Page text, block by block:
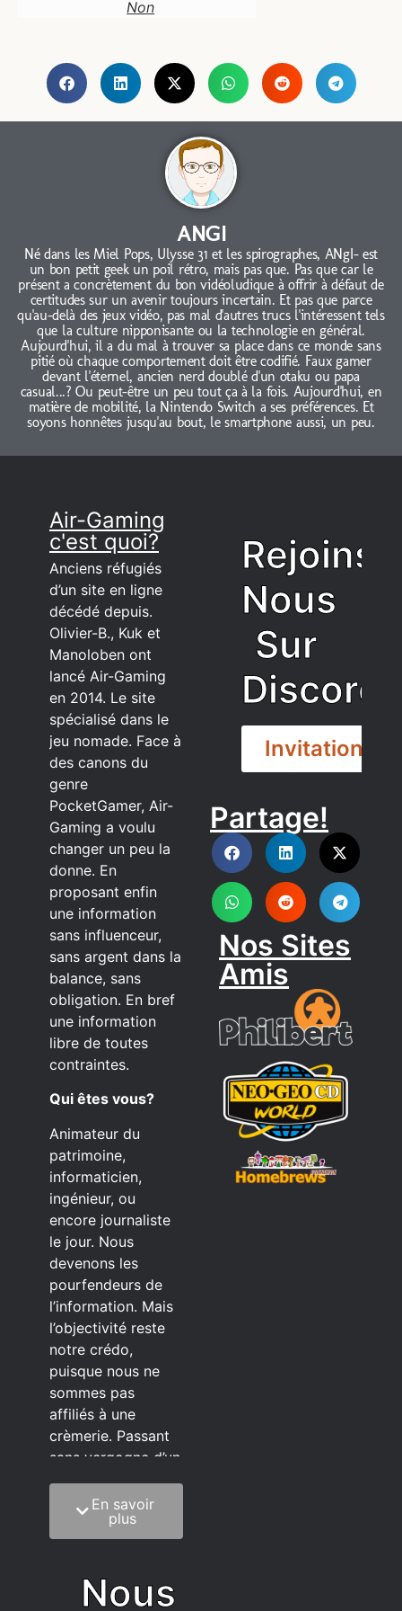
Non
ANGI
Né dans les Miel Pops, Ulysse 31 et les spirographes, ANgI- est
un bon petit geek un poil rétro, mais pas que. Pas que car le
présent a concrètement du bon vidéoludique à offrir à défaut de
certitudes sur un avenir toujours incertain. Et pas que parce
qu'au-delà des jeux vidéo, pas mal d'autres trucs l'intéressent tels
que la culture nipponisante ou la technologie en général.
Aujourd'hui, il a du mal à trouver sa place dans ce monde sans
pitié où chaque comportement doit être codifié. Faux gamer
devant l'éternel, ancien nerd doublé d'un otaku ou papa
casual...? Ou peut-être un peu tout ça à la fois. Aujourd'hui, en
matière de mobilité, la Nintendo Switch a ses préférences. Et
soyons honnêtes jusqu'au bout, le smartphone aussi, un peu.
Air-Gaming
c'est quoi?
Anciens réfugiés
d’un site en ligne
décédé depuis.
Olivier-B., Kuk et
Manoloben ont
lancé Air-Gaming
en 2014. Le site
spécialisé dans le
jeu nomade. Face à
des canons du
genre
PocketGamer, Air-
Gaming a voulu
changer un peu la
donne. En
proposant enfin
une information
sans influenceur,
sans argent dans la
balance, sans
obligation. En bref
une information
libre de toutes
contraintes.
Qui êtes vous?
Animateur du
patrimoine,
informaticien,
ingénieur, ou
encore journaliste
le jour. Nous
devenons les
pourfendeurs de
l’information. Mais
l’objectivité reste
notre crédo,
puisque nous ne
sommes pas
affiliés à une
crèmerie. Passant
sans vergogne d’un
C’est quoi notre
méthode?
sagesse de la
En savoir
plus
Nous
Rejoins
Nous
Sur
Discord
Invitation
DISCORD
Partage!
Nos Sites
Amis